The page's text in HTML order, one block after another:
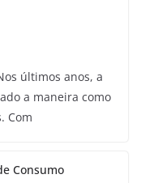
últimos anos, a
a maneira como
Com
Consumo